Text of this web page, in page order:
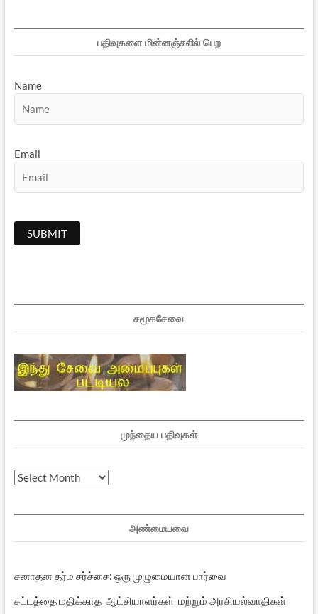
பதிவுகளை மின்னஞ்சலில் பெற
Name
Email
சமூகசேவை
முந்தைய பதிவுகள்
முந்தைய
அண்மையவை
சனாதன தர்ம சர்ச்சை: ஒரு முழுமையான பார்வை
சட்டத்தை மதிக்காத ஆட்சியாளர்கள் மற்றும் அரசியல்வாதிகள்